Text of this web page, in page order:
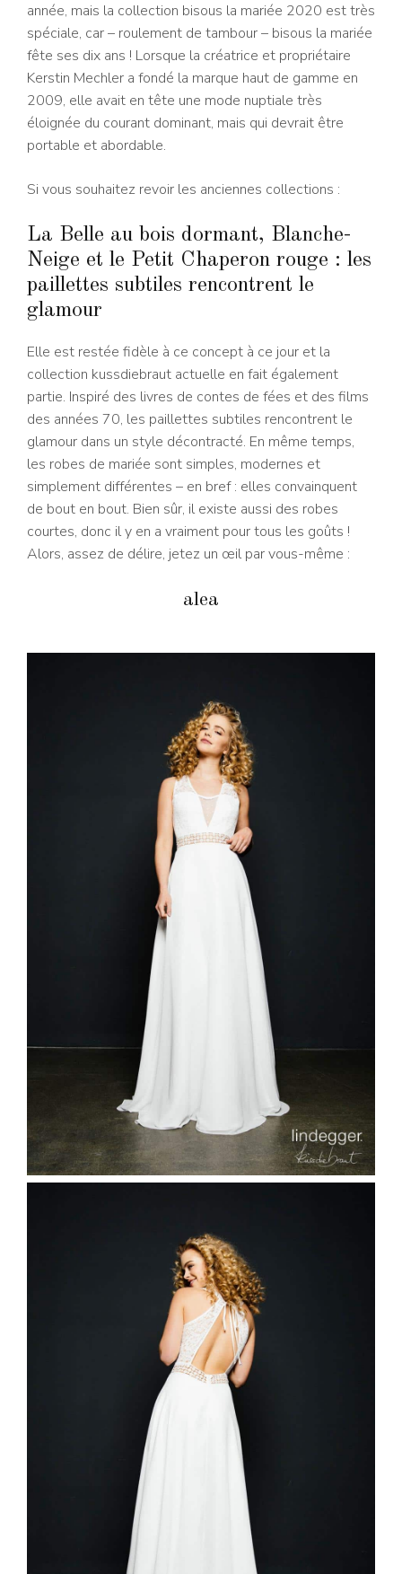
année, mais la collection bisous la mariée 2020 est très
spéciale, car – roulement de tambour – bisous la mariée
fête ses dix ans ! Lorsque la créatrice et propriétaire
Kerstin Mechler a fondé la marque haut de gamme en
2009, elle avait en tête une mode nuptiale très
éloignée du courant dominant, mais qui devrait être
portable et abordable.
Si vous souhaitez revoir les anciennes collections :
La Belle au bois dormant, Blanche-
Neige et le Petit Chaperon rouge : les
paillettes subtiles rencontrent le
glamour
Elle est restée fidèle à ce concept à ce jour et la
collection kussdiebraut actuelle en fait également
partie. Inspiré des livres de contes de fées et des films
des années 70, les paillettes subtiles rencontrent le
glamour dans un style décontracté. En même temps,
les robes de mariée sont simples, modernes et
simplement différentes – en bref : elles convainquent
de bout en bout. Bien sûr, il existe aussi des robes
courtes, donc il y en a vraiment pour tous les goûts !
Alors, assez de délire, jetez un œil par vous-même :
alea